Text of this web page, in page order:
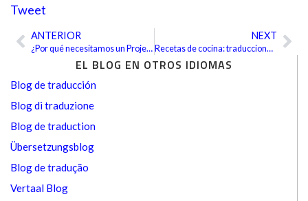
EL BLOG EN OTROS IDIOMAS
Blog de traducción
Blog di traduzione
Blog de traduction
Übersetzungsblog
Blog de tradução
Vertaal Blog
Tweet
AntANTERIOR
¿Por qué necesitamos un Project Manager?
NEXT
Recetas de cocina: traducciones tentadoras